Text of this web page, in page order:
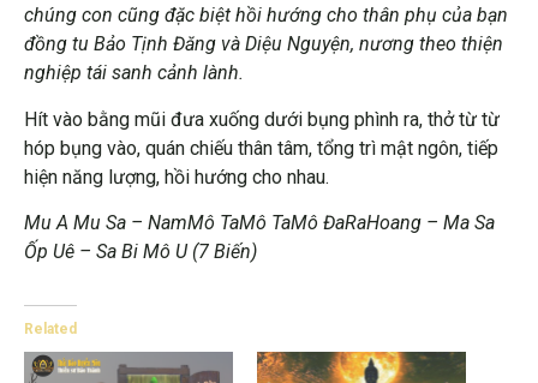
chúng con cũng đặc biệt hồi hướng cho thân phụ của bạn
đồng tu Bảo Tịnh Đăng và Diệu Nguyện, nương theo thiện
nghiệp tái sanh cảnh lành.
Hít vào bằng mũi đưa xuống dưới bụng phình ra, thở từ từ
hóp bụng vào, quán chiếu thân tâm, tổng trì mật ngôn, tiếp
hiện năng lượng, hồi hướng cho nhau.
Mu A Mu Sa – NamMô TaMô TaMô ĐaRaHoang – Ma Sa
Ốp Uê – Sa Bi Mô U (7 Biến)
Related